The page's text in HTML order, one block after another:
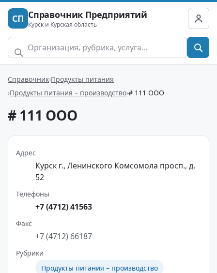
СП Справочник Предприятий
Курск и Курская область
Справочник Продукты питания
Продукты питания – производство # 111 ООО
# 111 ООО
Адрес
Курск г., Ленинского Комсомола просп., д.
52
Телефоны
+7 (4712) 41563
Факс
+7 (4712) 66187
Рубрики
Продукты питания – производство